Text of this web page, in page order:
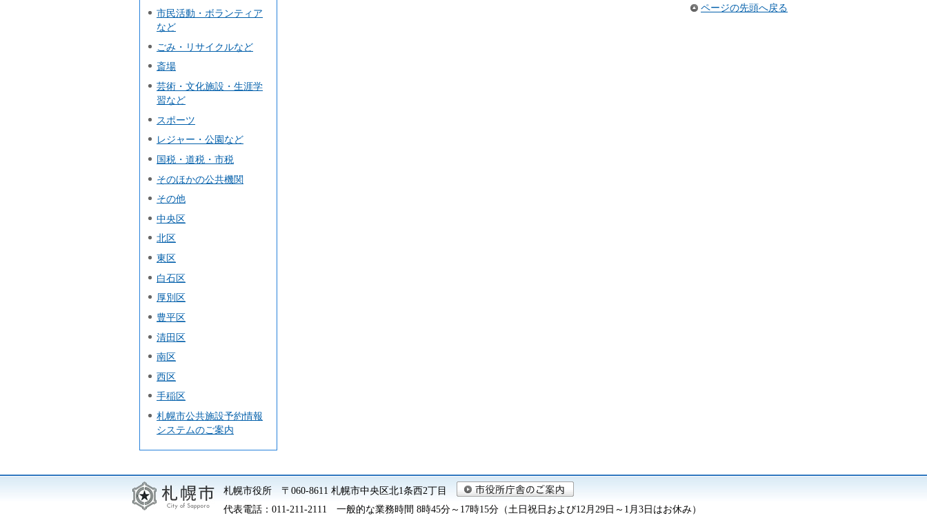
市民活動・ボランティア
など
ごみ・リサイクルなど
斎場
芸術・文化施設・生涯学
習など
スポーツ
レジャー・公園など
国税・道税・市税
そのほかの公共機関
その他
中央区
北区
東区
白石区
厚別区
豊平区
清田区
南区
西区
手稲区
札幌市公共施設予約情報
システムのご案内
ページの先頭へ戻る
札幌市役所 〒060-8611 札幌市中央区北1条西2丁目
代表電話： 011-211-2111 一般的な業務時間 8時45分～17時15分（土日祝日および12月29日～1月3日はお休み）